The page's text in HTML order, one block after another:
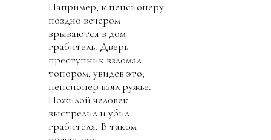
Например, к пенсионеру
поздно вечером
врываются в дом
грабитель. Дверь
преступник взломал
топором, увидев это,
пенсионер взял ружье.
Пожилой человек
выстрелил и убил
грабителя. В таком